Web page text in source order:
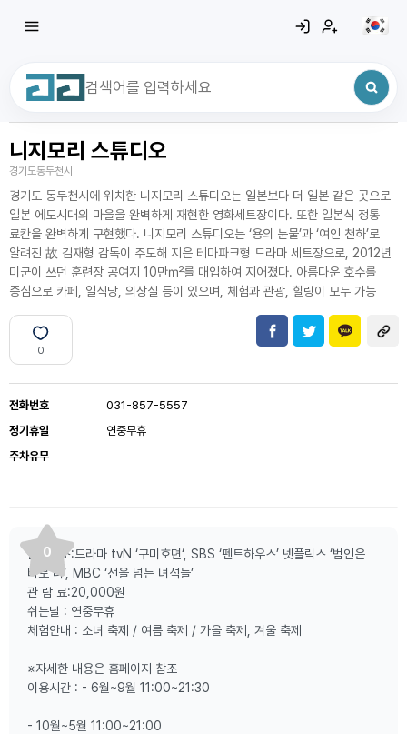
최근 검색어
니지모리 스튜디오
경기도동두천시
경기도 동두천시에 위치한 니지모리 스튜디오는 일본보다 더 일본 같은 곳으로
일본 에도시대의 마을을 완벽하게 재현한 영화세트장이다. 또한 일본식 정통
료칸을 완벽하게 구현했다. 니지모리 스튜디오는 ‘용의 눈물’과 ‘여인 천하’로
알려진 故 김재형 감독이 주도해 지은 테마파크형 드라마 세트장으로, 2012년
미군이 쓰던 훈련장 공여지 10만㎡를 매입하여 지어졌다. 아름다운 호수를
중심으로 카페, 일식당, 의상실 등이 있으며, 체험과 관광, 힐링이 모두 가능
0
전화번호
031-857-5557
정기휴일
연중무휴
주차유무
0
촬영장소:드라마 tvN ‘구미호뎐‘, SBS ‘펜트하우스’ 넷플릭스 ‘범인은
바로 너‘, MBC ‘선을 넘는 녀석들’
관 람 료:20,000원
쉬는날 : 연중무휴
체험안내 : 소녀 축제 / 여름 축제 / 가을 축제, 겨울 축제
※자세한 내용은 홈페이지 참조
이용시간 : - 6월~9월 11:00~21:30
- 10월~5월 11:00~21:00